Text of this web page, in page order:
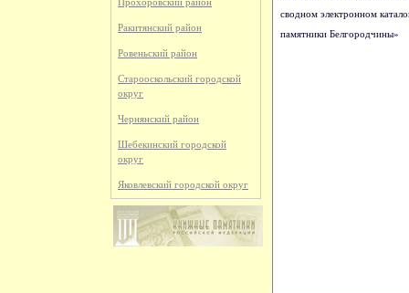
Ракитянский район
Ровеньский район
Старооскольский городской
округ
Чернянский район
Шебекинский городской
округ
Яковлевский городской округ
сводном электронном
памятники Белгородчины»